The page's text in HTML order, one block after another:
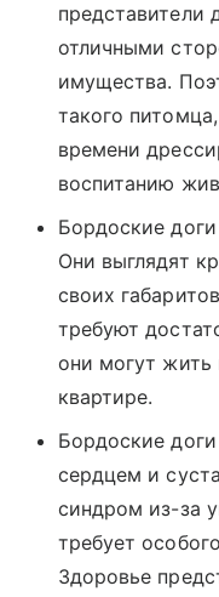
представители
отличными
имущества.
такого
времени
воспитанию
Бордоские
Они выглядят
своих
требуют
они могут
квартире.
Бордоские
сердцем и
синдром из-за
требует
Здоровье